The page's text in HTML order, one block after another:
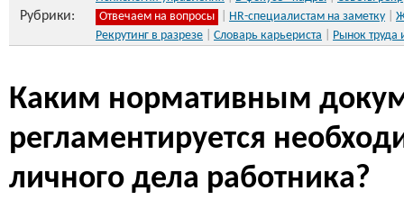
Рубрики:
Отвечаем на вопросы
HR-специалистам на заметку
Рекрутинг в разрезе
Словарь карьериста Рынок труда
Каким нормативным
регламентируется
личного дела работника?